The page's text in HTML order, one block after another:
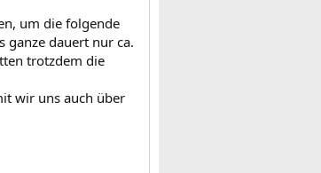
um die folgende
ganze dauert nur ca.
trotzdem die
wir uns auch über